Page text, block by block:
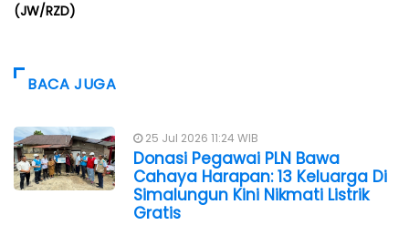
(JW/RZD)
BACA JUGA
25 Jul 2026 11:24 WIB
Donasi Pegawai PLN Bawa
Cahaya Harapan: 13 Keluarga Di
Simalungun Kini Nikmati Listrik
Gratis